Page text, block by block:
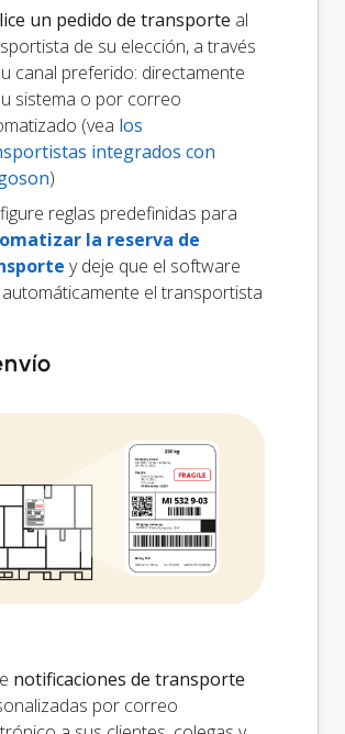
un pedido de transporte al
de su elección, a través
canal preferido: directamente
sistema o por correo
(vea los
integrados con
)
reglas predefinidas para
la reserva de
y deje que el software
automáticamente el transportista
notificaciones de transporte
por correo